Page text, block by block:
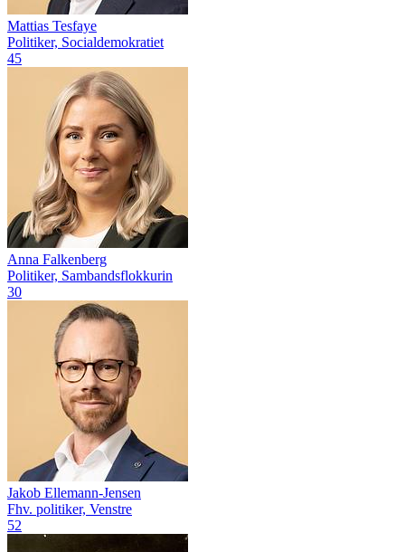
Mattias Tesfaye
Politiker, Socialdemokratiet
45
Anna Falkenberg
Politiker, Sambandsflokkurin
30
Jakob Ellemann-Jensen
Fhv. politiker, Venstre
52